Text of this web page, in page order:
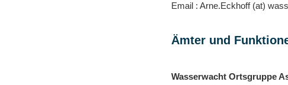
Email : Arne.Eckhoff (at)
Ämter und
Wasserwacht Ortsgruppe